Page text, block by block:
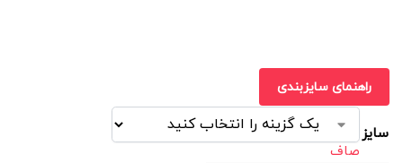
راهنمای سایزبندی
سایز
صاف